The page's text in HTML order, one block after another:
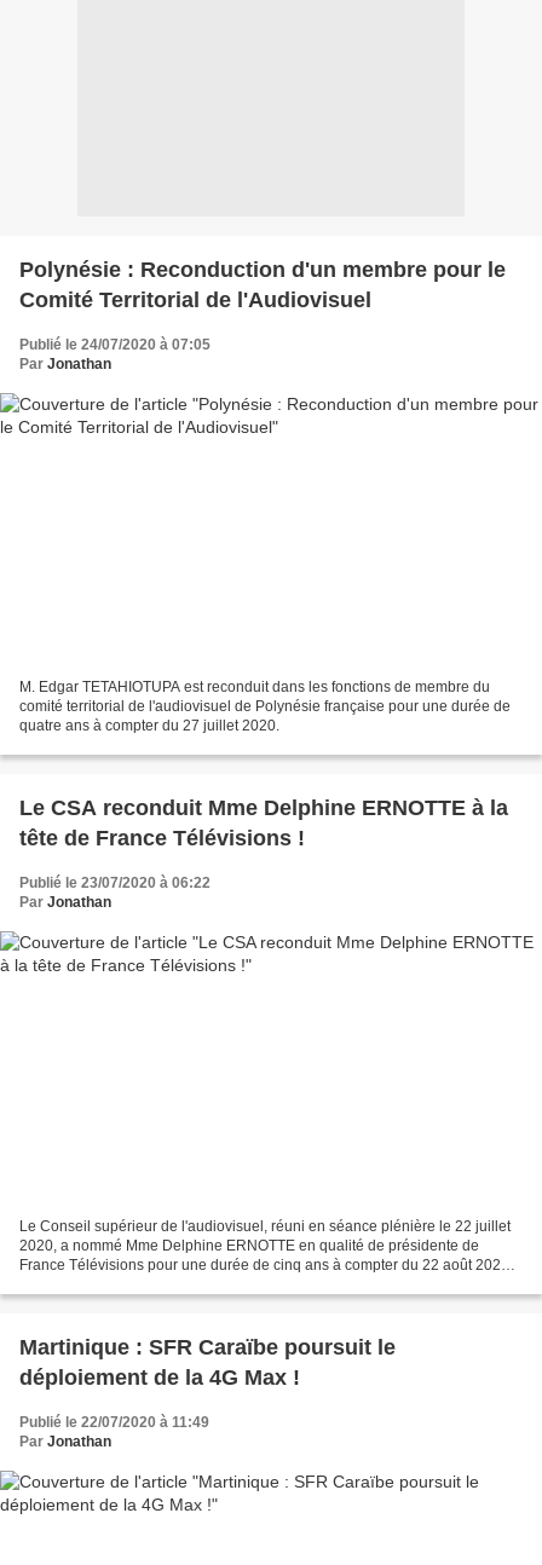
Polynésie : Reconduction d'un membre pour le
Comité Territorial de l'Audiovisuel
Publié le 24/07/2020 à 07:05
Par Jonathan
M. Edgar TETAHIOTUPA est reconduit dans les fonctions de membre du
comité territorial de l'audiovisuel de Polynésie française pour une durée de
quatre ans à compter du 27 juillet 2020.
Le CSA reconduit Mme Delphine ERNOTTE à la
tête de France Télévisions !
Publié le 23/07/2020 à 06:22
Par Jonathan
Le Conseil supérieur de l'audiovisuel, réuni en séance plénière le 22 juillet
2020, a nommé Mme Delphine ERNOTTE en qualité de présidente de
France Télévisions pour une durée de cinq ans à compter du 22 août 2020.
Martinique : SFR Caraïbe poursuit le
déploiement de la 4G Max !
Publié le 22/07/2020 à 11:49
Par Jonathan